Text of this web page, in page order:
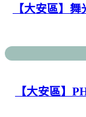
【大安區】
【大安區】